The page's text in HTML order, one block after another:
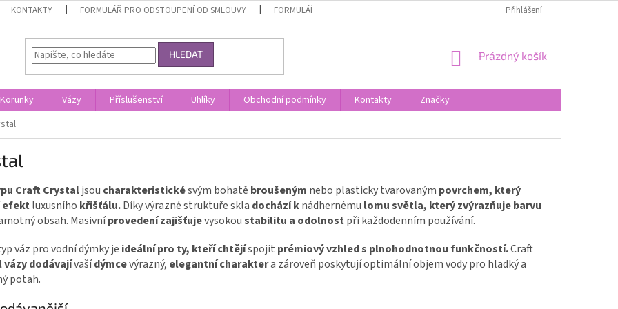
KONTAKTY FORMULÁŘ PRO ODSTOUPENÍ OD SMLOUVY FORMULÁŘ PRO UPLATNĚNÍ REKLAMACE OBCHODNÍ PODMÍNKY
Přihlášení
HLEDAT
NÁKUPNÍ
Prázdný košík
Korunky Vázy Příslušenství Uhlíky Obchodní podmínky Kontakty
Značky
Craft Crystaljsou charakteristickésvým bohatě broušeným nebo plasticky tvarovaným povrchem, který
efektluxusního křišťálu.Díky výrazné struktuře skla docházíknádhernému lomu světla, který zvýrazňuje barvu
obsah. Masivníprovedení zajišťujevysokoustabilitu a odolnostpři každodenním používání.
váz pro vodní dýmky je ideální pro ty, kteří chtějíspojit prémiový vzhleds plnohodnotnou funkčností.Craft
vázy dodávajívašídýmcevýrazný, elegantní charaktera zároveň poskytují optimální objem vody pro hladký a
potah.